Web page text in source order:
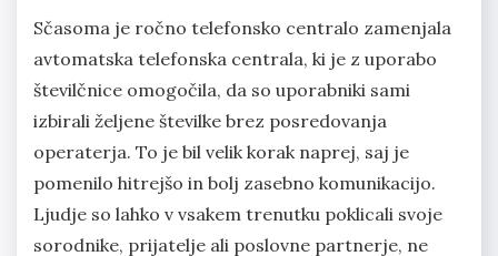
Sčasoma je ročno telefonsko centralo zamenjala
avtomatska telefonska centrala, ki je z uporabo
številčnice omogočila, da so uporabniki sami
izbirali željene številke brez posredovanja
operaterja. To je bil velik korak naprej, saj je
pomenilo hitrejšo in bolj zasebno komunikacijo.
Ljudje so lahko v vsakem trenutku poklicali svoje
sorodnike, prijatelje ali poslovne partnerje, ne